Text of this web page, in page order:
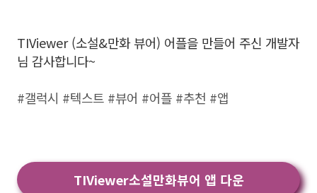
TIViewer (소설&만화 뷰어) 어플을 만들어 주신 개발자
님 감사합니다~
#갤럭시 #텍스트 #뷰어 #어플 #추천 #앱
TIViewer소설만화뷰어 앱 다운